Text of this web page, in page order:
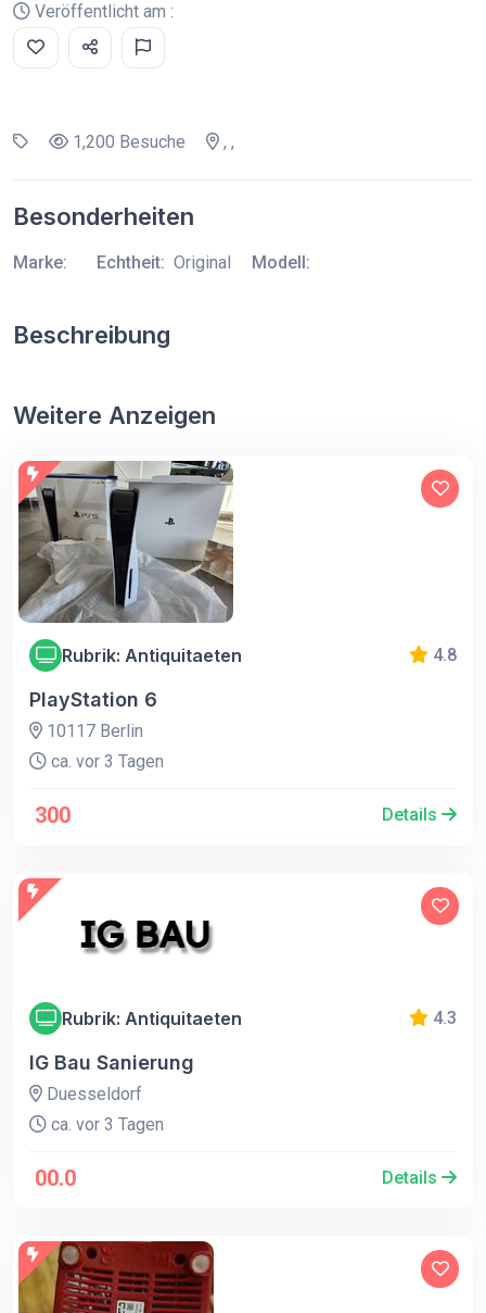
Veröffentlicht am :
1,200 Besuche , ,
Besonderheiten
Marke: Echtheit: Original Modell:
Beschreibung
Weitere Anzeigen
Rubrik: Antiquitaeten 4.8
PlayStation 6
10117 Berlin
ca. vor 3 Tagen
300 Details
Rubrik: Antiquitaeten 4.3
IG Bau Sanierung
Duesseldorf
ca. vor 3 Tagen
00.0 Details